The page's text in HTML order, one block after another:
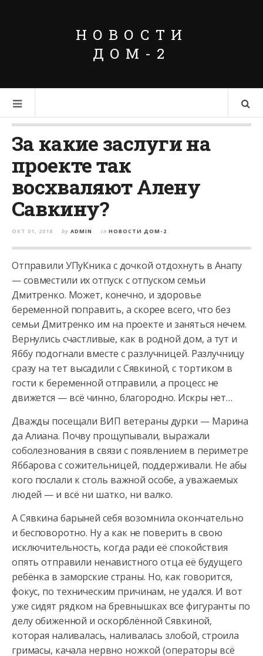
НОВОСТИ
ДОМ-2
За какие заслуги на
проекте так
восхваляют Алену
Савкину?
ОКТ 01, 2018 by ADMIN in НОВОСТИ ДОМ-2
Отправили УПуКника с дочкой отдохнуть в Анапу
— совместили их отпуск с отпуском семьи
Дмитренко. Может, конечно, и здоровье
беременной поправить, а скорее всего, что без
семьи Дмитренко им на проекте и заняться нечем.
Вернулись счастливые, как в родной дом, а тут и
Яббу подогнали вместе с разлучницей. Разлучницу
сразу на тет высадили с Сявкиной, с тортиком в
гости к беременной отправили, а процесс не
движется — всё чинно, благородно. Искры нет…
Дважды посещали ВИП ветераны дурки — Марина
да Алиана. Почву прощупывали, выражали
соболезнования в связи с появлением в периметре
Яббарова с сожительницей, поддерживали. Не абы
кого послали к столь важной особе, а уважаемых
людей — и всё ни шатко, ни валко.
А Сявкина барыней себя возомнила окончательно
и бесповоротно. Ну а как не поверить в свою
исключительность, когда ради её спокойствия
опять отправили ненавистного отца её будущего
ребёнка в заморские страны. Но, как говорится,
фокус, по техническим причинам, не удался. И вот
уже сидят рядком на бревнышках все фигуранты по
делу обиженной и оскорблённой Сявкиной,
которая наливалась, наливалась злобой, строила
гримасы, качала нервно ножкой (операторы всё